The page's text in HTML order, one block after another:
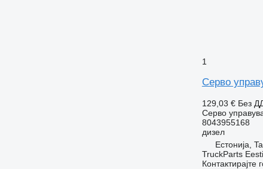
1
Серво
129,03 € Без
Серво
8043955168
дизел
Естонија,
TruckParts
Контактирајте